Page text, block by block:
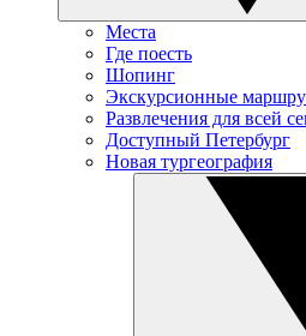
Места
Где поесть
Шопинг
Экскурсионные
Развлечения для всей
Доступный Петербург
Новая тургеография